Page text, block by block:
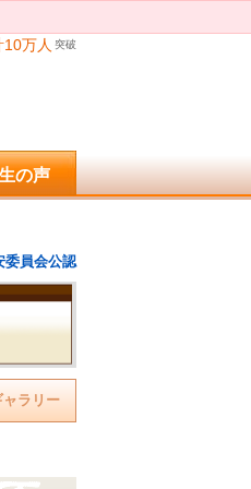
10万人 突破
の声
委員会公認
ャラリー